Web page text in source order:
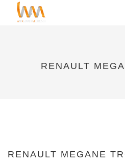
RENAULT
RENAULT MEGANE